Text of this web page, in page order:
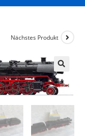
Nächstes Produkt